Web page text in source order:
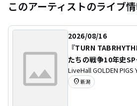
このアーティストのライブ
2026/08/16
『TURN
たちの戦争10年史SP
LiveHall GOLDEN PIGS
STAGE
location_on 新潟